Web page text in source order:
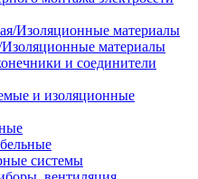
Изоляционные материалы
и соединители
и изоляционные
системы